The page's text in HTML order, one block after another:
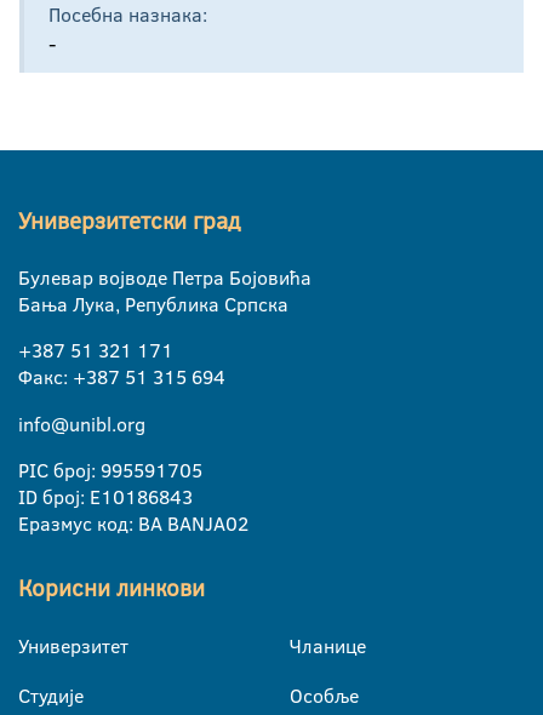
Посебна назнака:
-
Универзитетски град
Булевар војводе Петра Бојовића
Бања Лука, Република Српска
+387 51 321 171
Факс: +387 51 315 694
info@unibl.org
PIC број: 995591705
ID број: E10186843
Еразмус код: BA BANJA02
Корисни линкови
Универзитет
Студије
Чланице
Особље